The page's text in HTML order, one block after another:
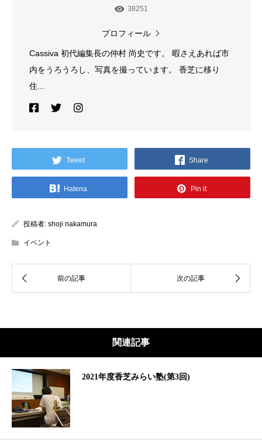
38251
プロフィール
Cassiva 初代編集長の仲村 尚史です。 暇さえあれば市
内をうろうろし、写真を撮っています。 香芝に移り
住...
Tweet Share
Hatena Pin it
投稿者: shoji nakamura
イベント
関連記事
2021年度香芝みらい塾(第3回)